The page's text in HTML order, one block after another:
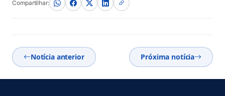
Compartilhar:
Notícia anterior Próxima notícia